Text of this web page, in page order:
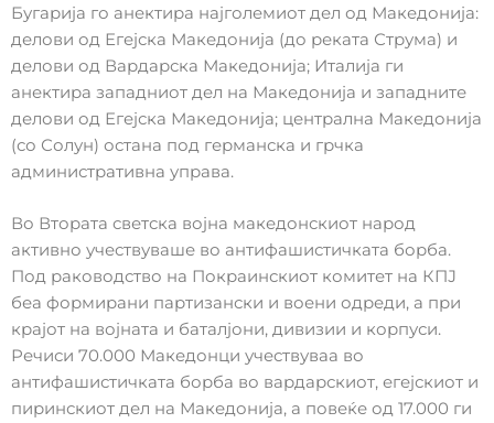
Бугарија го анектира најголемиот дел од Македонија:
делови од Егејска Македонија (до реката Струма) и
делови од Вардарска Македонија; Италија ги
анектира западниот дел на Македонија и западните
делови од Егејска Македонија; централна Македонија
(со Солун) остана под германска и грчка
административна управа.
Во Втората светска војна македонскиот народ
активно учествуваше во антифашистичката борба.
Под раководство на Покраинскиот комитет на КПЈ
беа формирани партизански и воени одреди, а при
крајот на војната и баталјони, дивизии и корпуси.
Речиси 70.000 Македонци учествуваа во
антифашистичката борба во вардарскиот, егејскиот и
пиринскиот дел на Македонија, а повеќе од 17.000 ги